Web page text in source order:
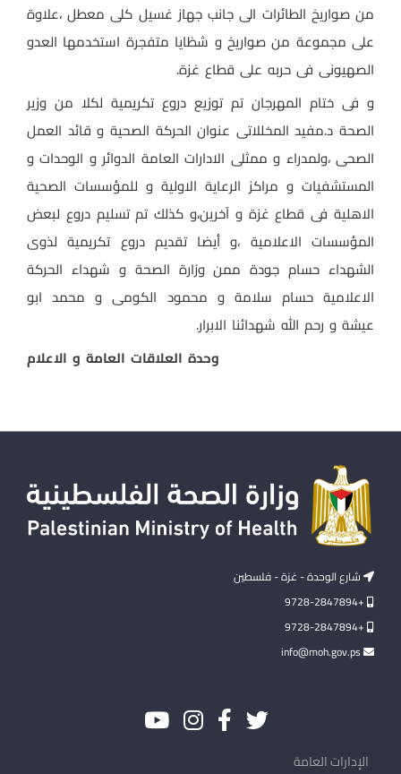
من صواريخ الطائرات الى جانب جهاز غسيل كلى معطل ،علاوة
على مجموعة من صواريخ و شظايا متفجرة استخدمها العدو
الصهيونى فى حربه على قطاع غزة.
و فى ختام المهرجان تم توزيع دروع تكريمية لكلا من وزير
الصحة د.مفيد المخللاتى عنوان الحركة الصحية و قائد العمل
الصحى ،ولمدراء و ممثلى الادارات العامة الدوائر و الوحدات و
المستشفيات و مراكز الرعاية الاولية و للمؤسسات الصحية
الاهلية فى قطاع غزة و آخرين،و كذلك تم تسليم دروع لبعض
المؤسسات الاعلامية ،و أيضا تقديم دروع تكريمية لذوى
الشهداء حسام جودة ممن وزارة الصحة و شهداء الحركة
الاعلامية حسام سلامة و محمود الكومى و محمد ابو
عيشة و رحم الله شهدائنا الابرار.
وحدة العلاقات العامة و الاعلام
شارع الوحدة - غزة - فلسطين
+9728-2847894
+9728-2847894
الإدارات العامة